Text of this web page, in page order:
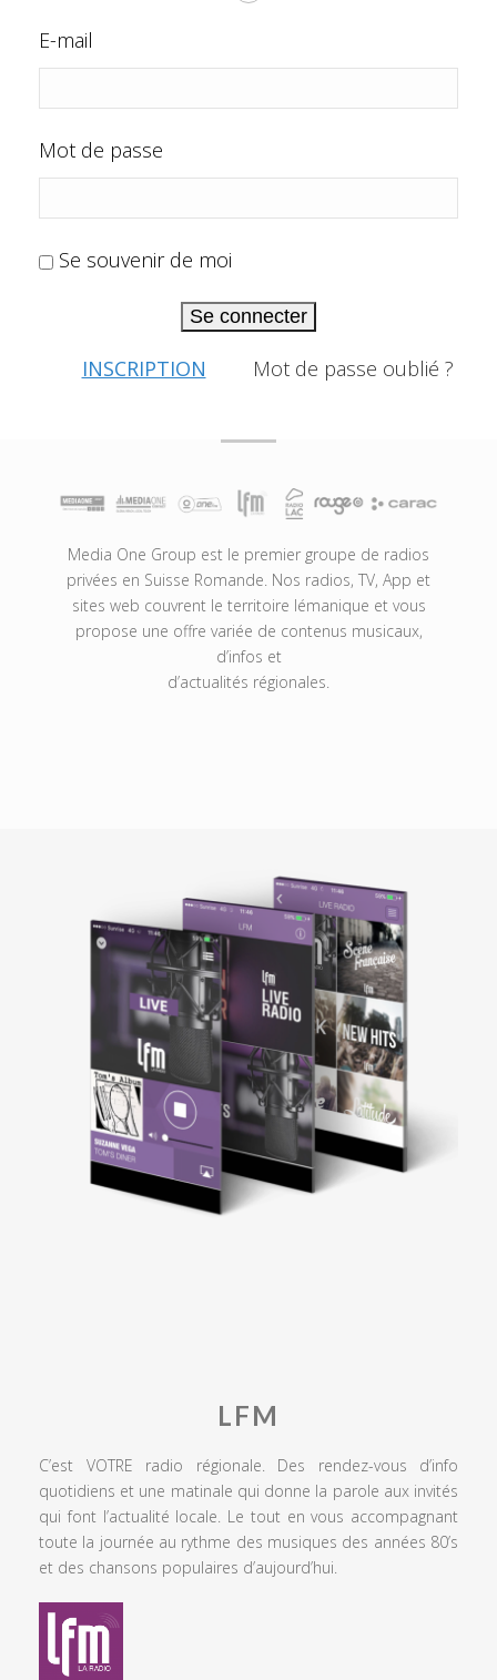
E-mail
Mot de passe
Se souvenir de moi
Se connecter
INSCRIPTION Mot de passe oublié ?
Media One Group est le premier groupe de radios
privées en Suisse Romande. Nos radios, TV, App et
sites web couvrent le territoire lémanique et vous
propose une offre variée de contenus musicaux,
d’infos et
d’actualités régionales.
LFM
C’est VOTRE radio régionale. Des rendez-vous d’info
quotidiens et une matinale qui donne la parole aux invités
qui font l’actualité locale. Le tout en vous accompagnant
toute la journée au rythme des musiques des années 80’s
et des chansons populaires d’aujourd’hui.